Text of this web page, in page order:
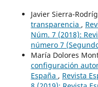
Javier Sierra-
transparencia ,
Núm. 7 (2018):
número 7
María Dolores
configuración
España , Revista